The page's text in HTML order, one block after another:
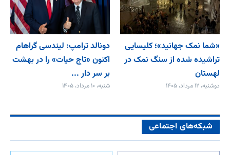
«شما نمک جهانید»؛ کلیسایی
تراشیده شده از سنگ نمک در
لهستان
دوشنبه، ۱۲ مرداد، ۱۴۰۵
دونالد ترامپ: لیندسی گراهام
اکنون «تاج حیات» را در بهشت
بر سر دار ...
شنبه، ۱۰ مرداد، ۱۴۰۵
شبکه‌های اجتماعی